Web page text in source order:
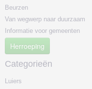
Beurzen
Van wegwerp naar duurzaam
Informatie voor gemeenten
Herroeping
Categorieën
Luiers